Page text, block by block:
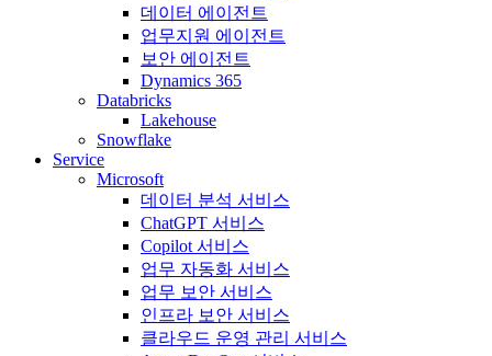
데이터 에이전트
업무지원 에이전트
보안 에이전트
Dynamics 365
Databricks
Lakehouse
Snowflake
Service
Microsoft
데이터 분석 서비스
ChatGPT 서비스
Copilot 서비스
업무 자동화 서비스
업무 보안 서비스
인프라 보안 서비스
클라우드 운영 관리 서비스